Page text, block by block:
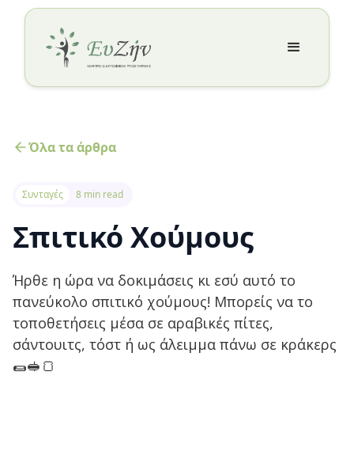
Όλα τα άρθρα
Συνταγές 8 min read
Σπιτικό Xούμους
Ήρθε η ώρα να δοκιμάσεις κι εσύ αυτό το
πανεύκολο σπιτικό χούμους! Μπορείς να το
τοποθετήσεις μέσα σε αραβικές πίτες,
σάντουιτς, τόστ ή ως άλειμμα πάνω σε κράκερς
🌯🥪🍞